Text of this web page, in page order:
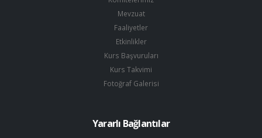
Mevzuat
Faaliyetler
Etkinlikler
Kurs Başvuruları
Kurs Takvimi
Fotoğraf Galerisi
Yararlı Bağlantılar